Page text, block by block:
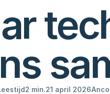
2 min.21 april 2026Anco